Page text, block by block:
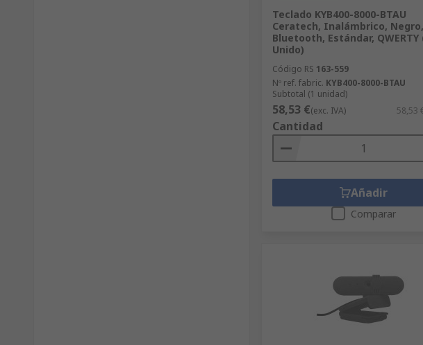
Teclado KYB400-8000-BTAU
Ceratech, Inalámbrico, Negro,
Bluetooth, Estándar, QWERTY
Unido)
Código RS 163-559
Nº ref. fabric. KYB400-8000-BTAU
Subtotal (1 unidad)
58,53 €(exc. IVA) 58,53
Cantidad
Añadir
Comparar